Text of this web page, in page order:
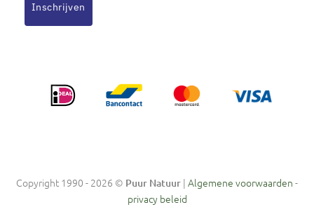
Inschrijven
Copyright 1990 - 2026 © Puur Natuur | Algemene voorwaarden -
privacy beleid